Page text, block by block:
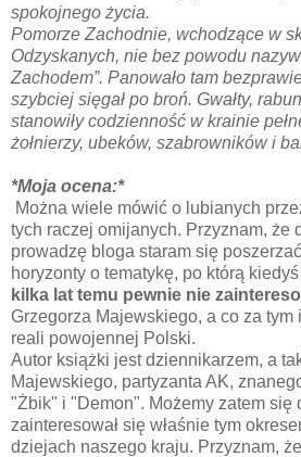
spokojnego życia.
Pomorze Zachodnie, wchodzące w
Odzyskanych, nie bez powodu
Zachodem”. Panowało tam
szybciej sięgał po broń. Gwałty,
stanowiły codzienność w krainie
żołnierzy, ubeków, szabrowników i
*Moja ocena:*
Można wiele mówić o lubianych
tych raczej omijanych. Przyznam, że
prowadzę bloga staram się
horyzonty o tematykę, po którą kiedyś
kilka lat temu pewnie nie
Grzegorza Majewskiego, a co za tym
reali powojennej Polski.
Autor książki jest dziennikarzem, a
Majewskiego, partyzanta AK,
"Żbik" i "Demon". Możemy zatem się
zainteresował się właśnie tym
dziejach naszego kraju. Przyznam, że